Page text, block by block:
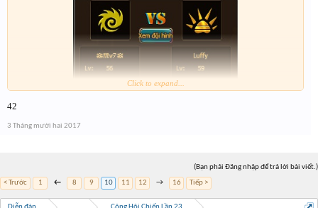
Sr ae qua bận wa nên giờ mới lên
Click to expand...
42
3 Tháng mười hai 2017
(Bạn phải Đăng nhập để trả lời bài viết.)
< Trước
1 ← 8 9 10 11 12 → 16 Tiếp >